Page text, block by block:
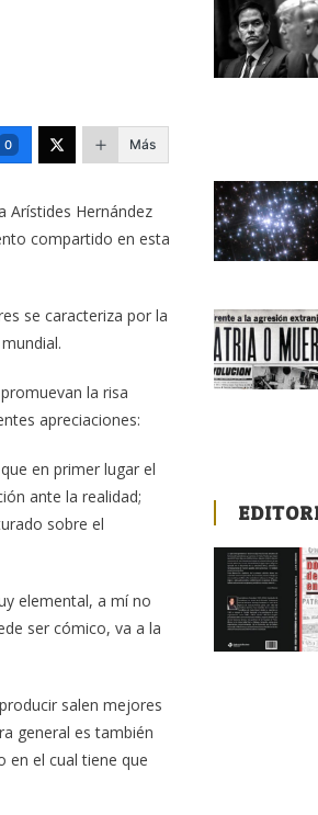
0 Más
Arístides Hernández
compartido en esta
se caracteriza por la
la risa
apreciaciones:
en primer lugar el
ante la realidad;
sobre el
elemental, a mí no
ser cómico, va a la
salen mejores
general es también
en el cual tiene que